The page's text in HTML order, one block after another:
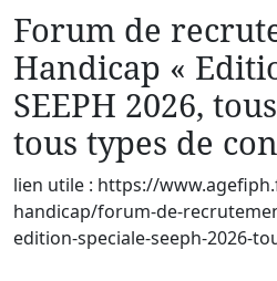
Forum de
Handicap «
SEEPH 2026,
tous types de
lien utile : https://
handicap/forum-de-
edition-speciale-seeph-2026-